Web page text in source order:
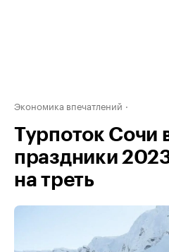
Экономика впечатлений
Турпоток Сочи
праздники
на треть